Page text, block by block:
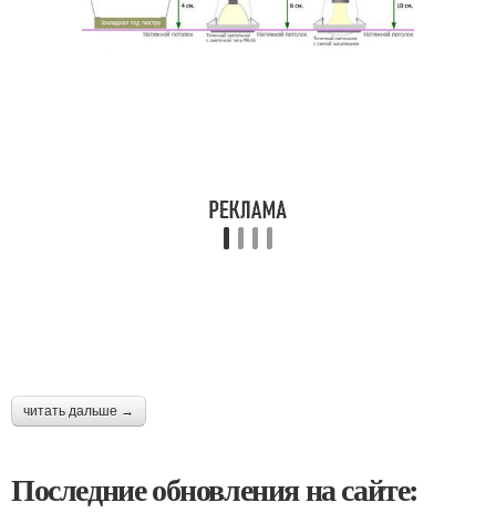
читать дальше →
Последние обновления на сайте: